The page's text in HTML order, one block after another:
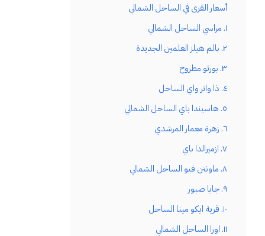
أسعار القرى في الساحل الشمالي
١. مراسي الساحل الشمالي
٢. بالم هيلز العلمين الجديدة
٣. بورتو مطروح
٤. ذا واتر واي الساحل
٥. هاسيندا باي الساحل الشمالي
٦. زهرة معمار المرشدي
٧. ازميرالدا باي
٨. ماونتن فيو الساحل الشمالي
٩. جايا صبور
١٠. قرية ايكو مينا الساحل
١١. اورا الساحل الشمالي